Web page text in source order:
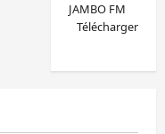
JAMBO FM
Télécharger